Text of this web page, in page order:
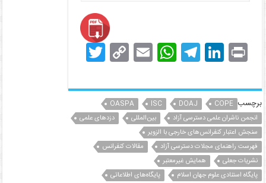
Pr
in
t
Li
n
k
e
dI
n
T
el
e
gr
a
m
W
h
at
s
A
p
p
E
m
ai
l
C
o
p
y
Li
n
k
T
w
itt
er برچسب COPE
DOAJ
ISC
OASPA
انجمن ناشران علمی دسترسی آزاد
بین‌المللی
دزدهای علمی
سنجش اعتبار کنفرانس‌های خارجی با الزویر
فهرست راهنمای مجلات دسترسی آزاد
مقالات کنفرانس
نشریات جعلی
همایش غیرمعتبر
پایگاه استنادی علوم جهان اسلام
پایگاه‌های اطلاعاتی